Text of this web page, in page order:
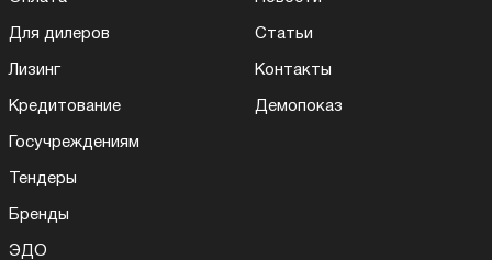
Для дилеров
Лизинг
Кредитование
Госучреждениям
Тендеры
Бренды
ЭДО
Статьи
Контакты
Демопоказ